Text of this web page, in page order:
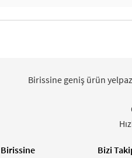
Birissine geniş ürün
Birissine Bizi